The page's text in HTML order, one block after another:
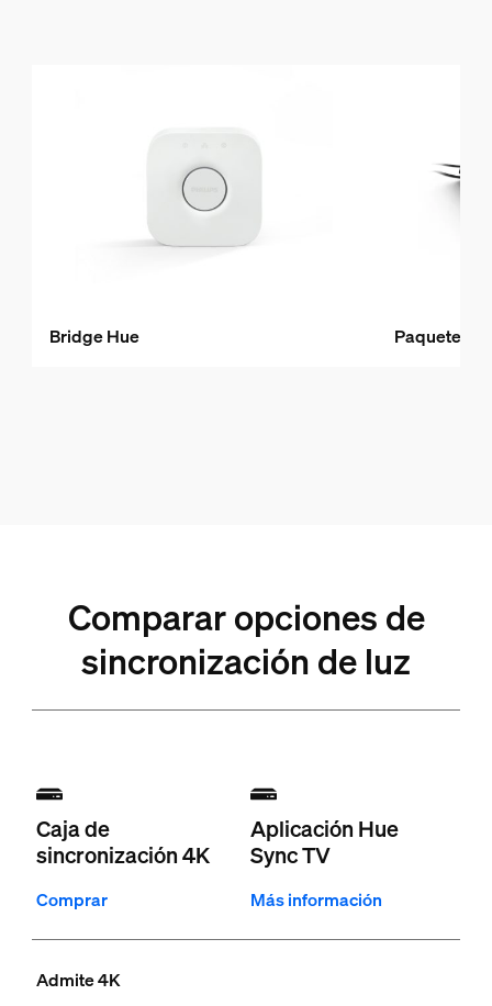
Bridge Hue Paquete
Comparar opciones de
sincronización de luz
Caja de
sincronización 4K
Comprar
Aplicación Hue
Sync TV
Más información
Admite 4K